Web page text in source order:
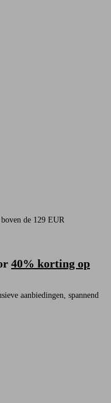
de 129 EUR
40% korting op
aanbiedingen, spannend